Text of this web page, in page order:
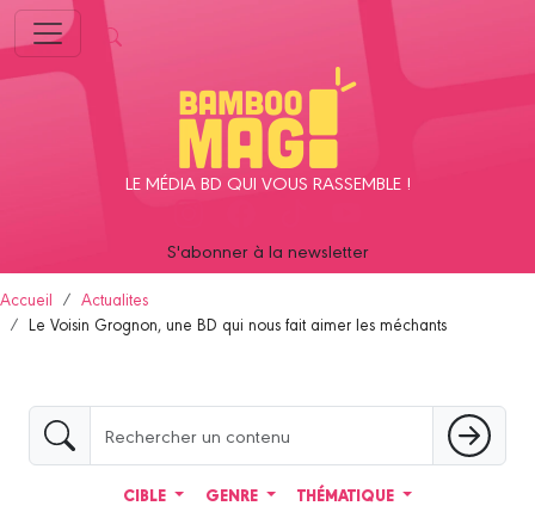
LE MÉDIA BD QUI VOUS RASSEMBLE !
S'abonner à la newsletter
Accueil
Actualites
Le Voisin Grognon, une BD qui nous fait aimer les méchants
CIBLE GENRE THÉMATIQUE
Panneau de gestion des cookies